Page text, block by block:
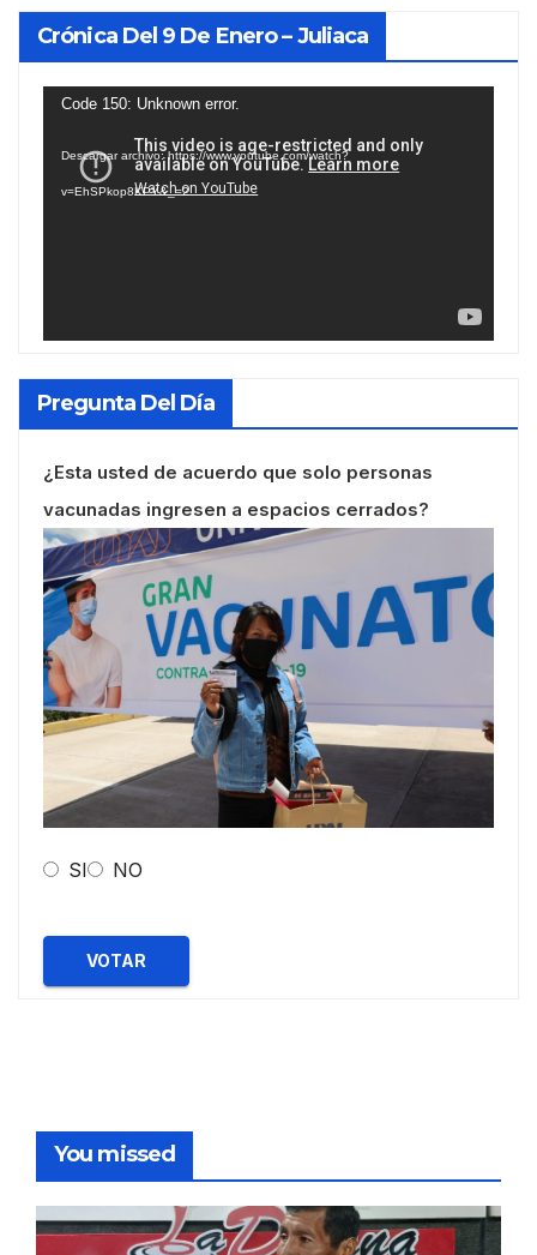
Crónica Del 9 De Enero – Juliaca
Reproductor
vídeo
Code 150: Unknown error.
Descargar archivo: https://www.youtube.com/watch?
v=EhSPkop8KPY&_=2
Pregunta Del Día
¿Esta usted de acuerdo que solo personas
vacunadas ingresen a espacios cerrados?
SI NO
VOTAR
You missed